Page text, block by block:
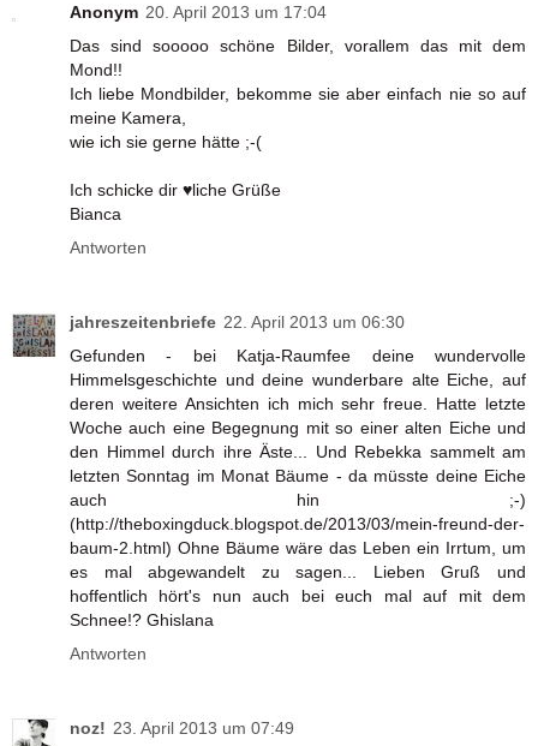
Anonym 20. April 2013 um 17:04
Das sind sooooo schöne Bilder, vorallem das mit dem
Mond!!
Ich liebe Mondbilder, bekomme sie aber einfach nie so auf
meine Kamera,
wie ich sie gerne hätte ;-(
Ich schicke dir ♥liche Grüße
Bianca
Antworten
jahreszeitenbriefe 22. April 2013 um 06:30
Gefunden - bei Katja-Raumfee deine wundervolle
Himmelsgeschichte und deine wunderbare alte Eiche, auf
deren weitere Ansichten ich mich sehr freue. Hatte letzte
Woche auch eine Begegnung mit so einer alten Eiche und
den Himmel durch ihre Äste... Und Rebekka sammelt am
letzten Sonntag im Monat Bäume - da müsste deine Eiche
auch hin ;-)
(http://theboxingduck.blogspot.de/2013/03/mein-freund-der-
baum-2.html) Ohne Bäume wäre das Leben ein Irrtum, um
es mal abgewandelt zu sagen... Lieben Gruß und
hoffentlich hört's nun auch bei euch mal auf mit dem
Schnee!? Ghislana
Antworten
noz! 23. April 2013 um 07:49